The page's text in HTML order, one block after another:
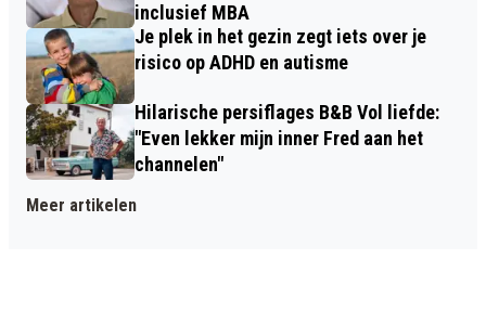
inclusief MBA
Je plek in het gezin zegt iets over je
risico op ADHD en autisme
Hilarische persiflages B&B Vol liefde:
"Even lekker mijn inner Fred aan het
channelen"
Meer artikelen